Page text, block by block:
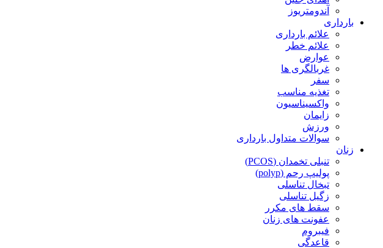
آندومتریوز
بارداری
علائم بارداری
علائم خطر
عوارض
غربالگری ها
سفر
تغذیه مناسب
واکسیناسیون
زایمان
ورزش
سوالات متداول بارداری
زنان
تنبلی تخمدان (PCOS)
پولیپ رحم (polyp)
تبخال تناسلی
زگیل تناسلی
سقط های مکرر
عفونت های زنان
فیبروم
قاعدگی